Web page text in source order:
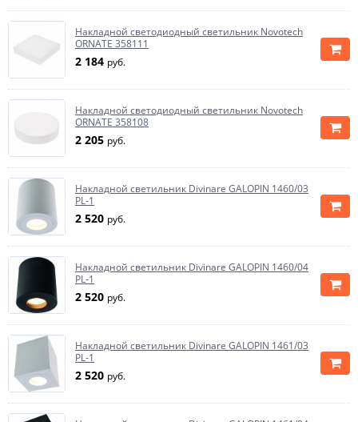
Накладной светодиодный светильник Novotech
ORNATE 358111
2 184 руб.
Накладной светодиодный светильник Novotech
ORNATE 358108
2 205 руб.
Накладной светильник Divinare GALOPIN 1460/03
PL-1
2 520 руб.
Накладной светильник Divinare GALOPIN 1460/04
PL-1
2 520 руб.
Накладной светильник Divinare GALOPIN 1461/03
PL-1
2 520 руб.